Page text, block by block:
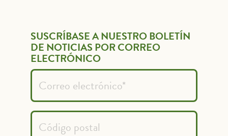
SUSCRÍBASE A NUESTRO BOLETÍN
DE NOTICIAS POR CORREO
ELECTRÓNICO